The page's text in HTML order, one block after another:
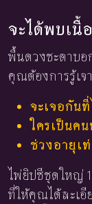
จะได้พบเนื้
พื้นดวงชะตาบอ
คุณต้องการรู้เจ
จะเจอกัน
ใครเป็นค
ช่วงอายุเ
ไพ่ยิปซีชุดใหญ่
ที่ให้คุณได้ละเ